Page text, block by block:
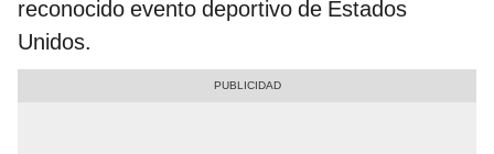
reconocido evento deportivo de Estados
Unidos.